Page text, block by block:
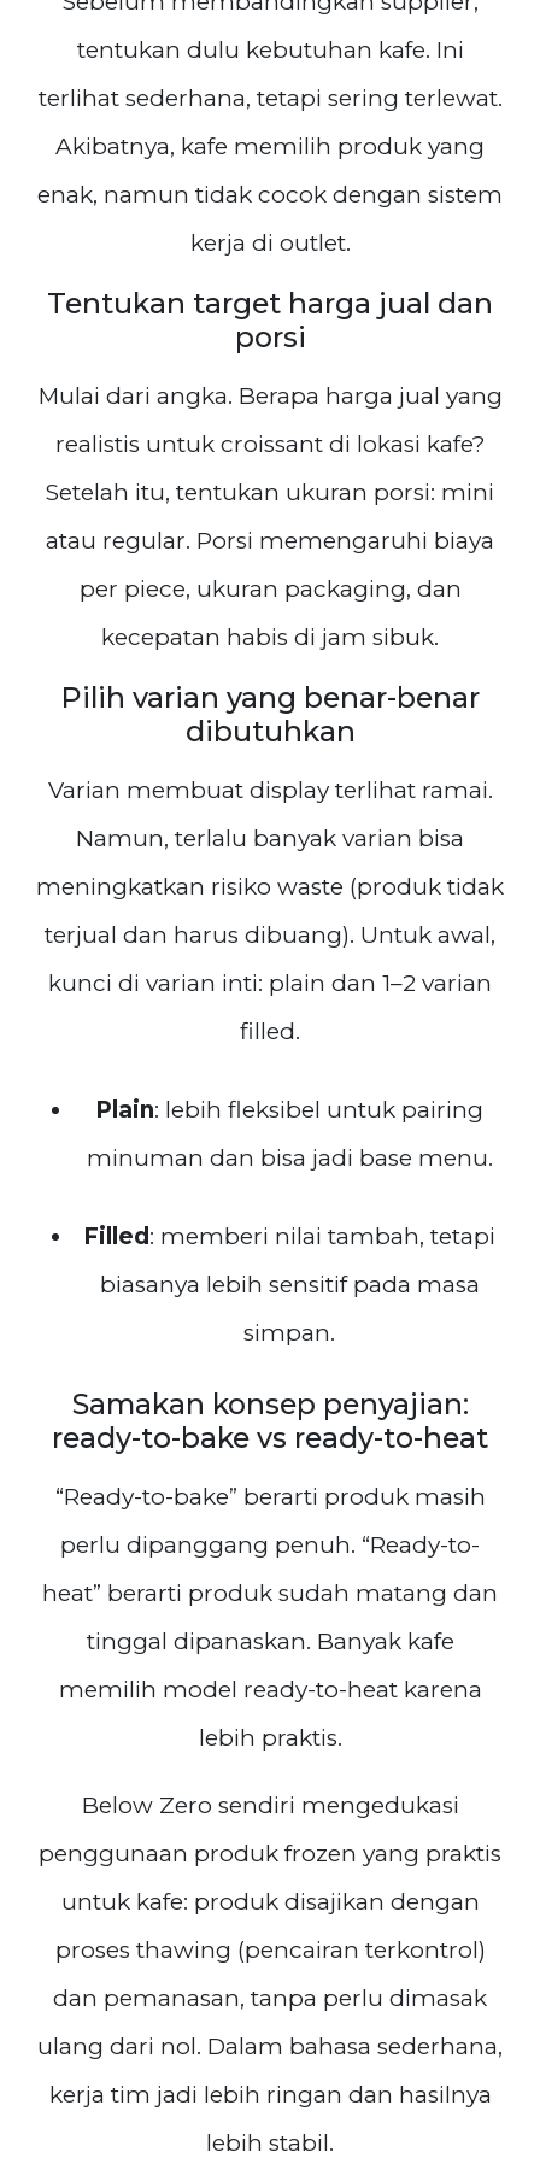
tentukan dulu kebutuhan kafe. Ini
terlihat sederhana, tetapi sering terlewat.
Akibatnya, kafe memilih produk yang
enak, namun tidak cocok dengan sistem
kerja di outlet.
Tentukan target harga jual dan
porsi
Mulai dari angka. Berapa harga jual yang
realistis untuk croissant di lokasi kafe?
Setelah itu, tentukan ukuran porsi: mini
atau regular. Porsi memengaruhi biaya
per piece, ukuran packaging, dan
kecepatan habis di jam sibuk.
Pilih varian yang benar-benar
dibutuhkan
Varian membuat display terlihat ramai.
Namun, terlalu banyak varian bisa
meningkatkan risiko waste (produk tidak
terjual dan harus dibuang). Untuk awal,
kunci di varian inti: plain dan 1–2 varian
filled.
Plain: lebih fleksibel untuk pairing
minuman dan bisa jadi base menu.
Filled: memberi nilai tambah, tetapi
biasanya lebih sensitif pada masa
simpan.
Samakan konsep penyajian:
ready-to-bake vs ready-to-heat
“Ready-to-bake” berarti produk masih
perlu dipanggang penuh. “Ready-to-
heat” berarti produk sudah matang dan
tinggal dipanaskan. Banyak kafe
memilih model ready-to-heat karena
lebih praktis.
Below Zero sendiri mengedukasi
penggunaan produk frozen yang praktis
untuk kafe: produk disajikan dengan
proses thawing (pencairan terkontrol)
dan pemanasan, tanpa perlu dimasak
ulang dari nol. Dalam bahasa sederhana,
kerja tim jadi lebih ringan dan hasilnya
lebih stabil.